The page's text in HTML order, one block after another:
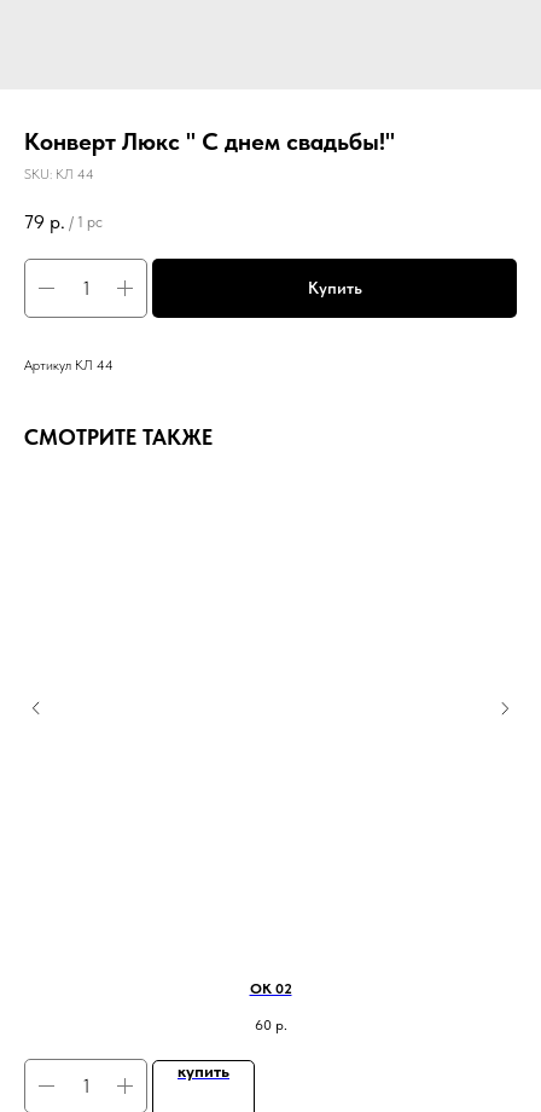
Конверт Люкс " С днем свадьбы!"
SKU: КЛ 44
79 р. / 1 pc
Купить
Артикул КЛ 44
СМОТРИТЕ ТАКЖЕ
ОК 02
60 р.
купить